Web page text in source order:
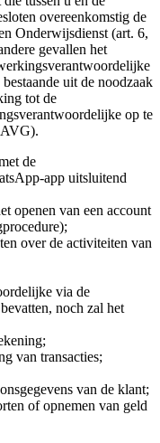
overeenkomstig de
Onderwijsdienst (art. 6,
gevallen het
uit de noodzaak
tot de
op te
de
app uitsluitend
openen van een account
over de activiteiten van
via de
noch zal het
van transacties;
van de klant;
of opnemen van geld